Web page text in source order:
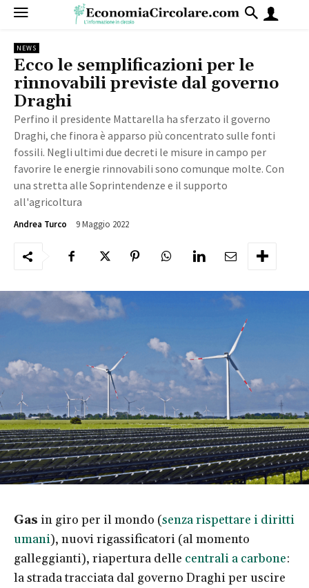
NEWS
Ecco le semplificazioni per le
rinnovabili previste dal governo
Draghi
Perfino il presidente Mattarella ha sferzato il governo
Draghi, che finora è apparso più concentrato sulle fonti
fossili. Negli ultimi due decreti le misure in campo per
favorire le energie rinnovabili sono comunque molte. Con
una stretta alle Soprintendenze e il supporto
all'agricoltura
Andrea Turco 9 Maggio 2022
Gas in giro per il mondo (senza rispettare i diritti
umani), nuovi rigassificatori (al momento
galleggianti), riapertura delle centrali a carbone:
la strada tracciata dal governo Draghi per uscire